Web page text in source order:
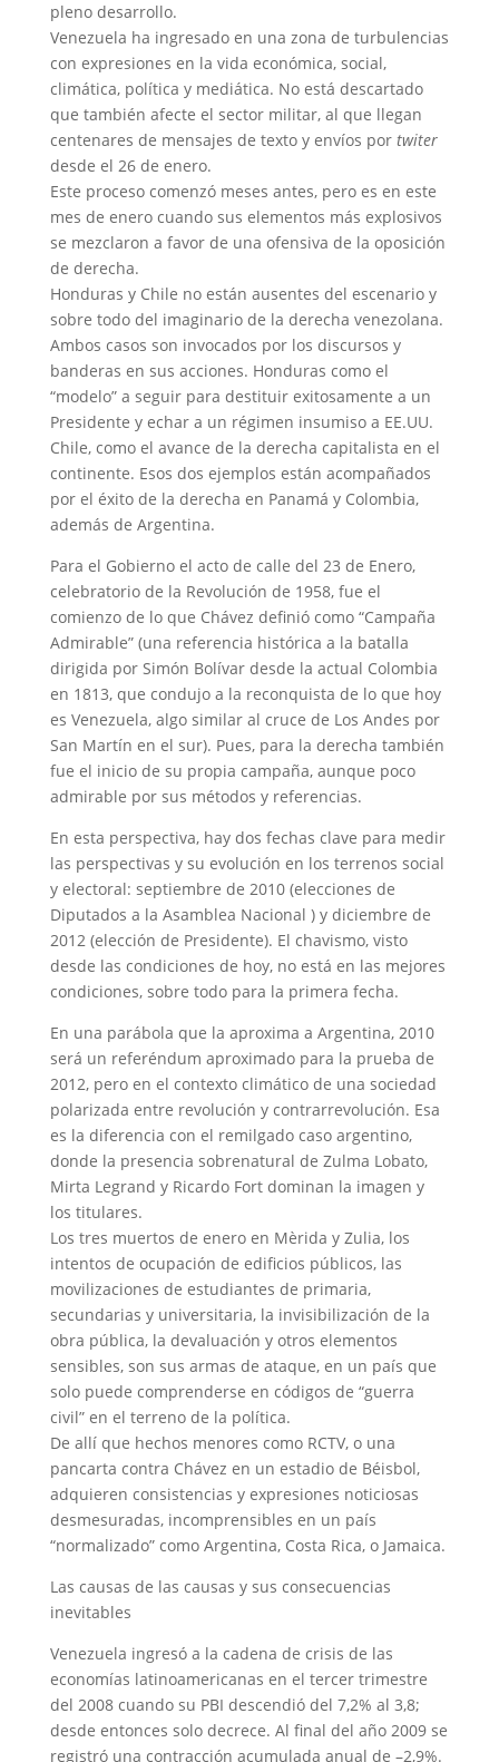
pleno desarrollo.
Venezuela ha ingresado en una zona de turbulencias
con expresiones en la vida económica, social,
climática, política y mediática. No está descartado
que también afecte el sector militar, al que llegan
centenares de mensajes de texto y envíos por twiter
desde el 26 de enero.
Este proceso comenzó meses antes, pero es en este
mes de enero cuando sus elementos más explosivos
se mezclaron a favor de una ofensiva de la oposición
de derecha.
Honduras y Chile no están ausentes del escenario y
sobre todo del imaginario de la derecha venezolana.
Ambos casos son invocados por los discursos y
banderas en sus acciones. Honduras como el
“modelo” a seguir para destituir exitosamente a un
Presidente y echar a un régimen insumiso a EE.UU.
Chile, como el avance de la derecha capitalista en el
continente. Esos dos ejemplos están acompañados
por el éxito de la derecha en Panamá y Colombia,
además de Argentina.
Para el Gobierno el acto de calle del 23 de Enero,
celebratorio de la Revolución de 1958, fue el
comienzo de lo que Chávez definió como “Campaña
Admirable” (una referencia histórica a la batalla
dirigida por Simón Bolívar desde la actual Colombia
en 1813, que condujo a la reconquista de lo que hoy
es Venezuela, algo similar al cruce de Los Andes por
San Martín en el sur). Pues, para la derecha también
fue el inicio de su propia campaña, aunque poco
admirable por sus métodos y referencias.
En esta perspectiva, hay dos fechas clave para medir
las perspectivas y su evolución en los terrenos social
y electoral: septiembre de 2010 (elecciones de
Diputados a la Asamblea Nacional ) y diciembre de
2012 (elección de Presidente). El chavismo, visto
desde las condiciones de hoy, no está en las mejores
condiciones, sobre todo para la primera fecha.
En una parábola que la aproxima a Argentina, 2010
será un referéndum aproximado para la prueba de
2012, pero en el contexto climático de una sociedad
polarizada entre revolución y contrarrevolución. Esa
es la diferencia con el remilgado caso argentino,
donde la presencia sobrenatural de Zulma Lobato,
Mirta Legrand y Ricardo Fort dominan la imagen y
los titulares.
Los tres muertos de enero en Mèrida y Zulia, los
intentos de ocupación de edificios públicos, las
movilizaciones de estudiantes de primaria,
secundarias y universitaria, la invisibilización de la
obra pública, la devaluación y otros elementos
sensibles, son sus armas de ataque, en un país que
solo puede comprenderse en códigos de “guerra
civil” en el terreno de la política.
De allí que hechos menores como RCTV, o una
pancarta contra Chávez en un estadio de Béisbol,
adquieren consistencias y expresiones noticiosas
desmesuradas, incomprensibles en un país
“normalizado” como Argentina, Costa Rica, o Jamaica.
Las causas de las causas y sus consecuencias
inevitables
Venezuela ingresó a la cadena de crisis de las
economías latinoamericanas en el tercer trimestre
del 2008 cuando su PBI descendió del 7,2% al 3,8;
desde entonces solo decrece. Al final del año 2009 se
registró una contracción acumulada anual de –2,9%.